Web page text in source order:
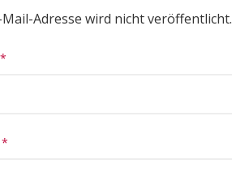
Mail-Adresse wird nicht veröffentlicht.